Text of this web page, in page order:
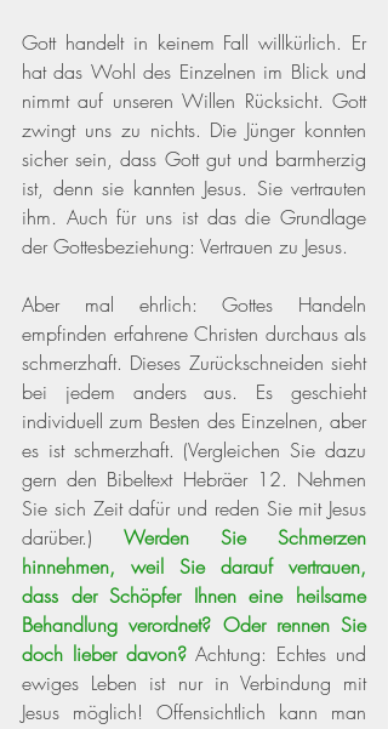
Gott handelt in keinem Fall willkürlich. Er
hat das Wohl des Einzelnen im Blick und
nimmt auf unseren Willen Rücksicht. Gott
zwingt uns zu nichts. Die Jünger konnten
sicher sein, dass Gott gut und barmherzig
ist, denn sie kannten Jesus. Sie vertrauten
ihm. Auch für uns ist das die Grundlage
der Gottesbeziehung: Vertrauen zu Jesus.
Aber mal ehrlich: Gottes Handeln
empfinden erfahrene Christen durchaus als
schmerzhaft. Dieses Zurückschneiden sieht
bei jedem anders aus. Es geschieht
individuell zum Besten des Einzelnen, aber
es ist schmerzhaft. (Vergleichen Sie dazu
gern den Bibeltext Hebräer 12. Nehmen
Sie sich Zeit dafür und reden Sie mit Jesus
darüber.)
Werden Sie Schmerzen
hinnehmen, weil Sie darauf vertrauen,
dass der Schöpfer Ihnen eine heilsame
Behandlung verordnet? Oder rennen Sie
doch lieber davon? Achtung: Echtes und
ewiges Leben ist nur in Verbindung mit
Jesus möglich! Offensichtlich kann man